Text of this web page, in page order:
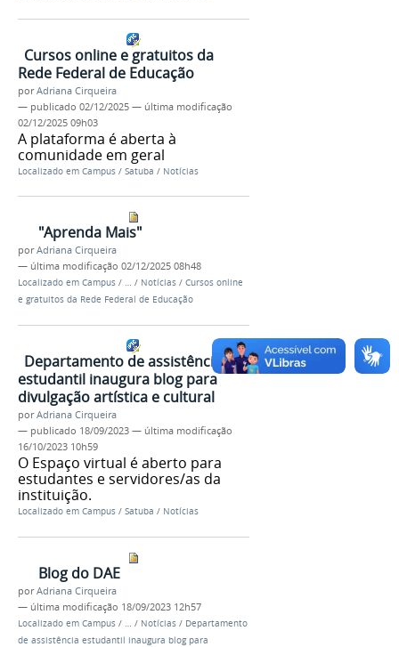
Cursos online e gratuitos da
Rede Federal de Educação
porAdriana Cirqueira
— publicado 02/12/2025 — última modificação
02/12/2025 09h03
A plataforma é aberta à
comunidade em geral
Localizado em Campus / Satuba / Notícias
"Aprenda Mais"
porAdriana Cirqueira
— última modificação 02/12/2025 08h48
Localizado em Campus / … / Notícias / Cursos online
e gratuitos da Rede Federal de Educação
Departamento de assistência
estudantil inaugura blog para
divulgação artística e cultural
porAdriana Cirqueira
— publicado 18/09/2023 — última modificação
16/10/2023 10h59
O Espaço virtual é aberto para
estudantes e servidores/as da
instituição.
Localizado em Campus / Satuba / Notícias
Blog do DAE
porAdriana Cirqueira
— última modificação 18/09/2023 12h57
Localizado em Campus / … / Notícias / Departamento
de assistência estudantil inaugura blog para